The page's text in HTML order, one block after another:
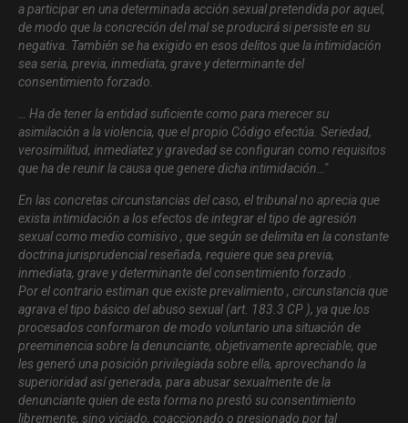
a participar en una determinada acción sexual pretendida por aquel,
de modo que la concreción del mal se producirá si persiste en su
negativa. También se ha exigido en esos delitos que la intimidación
sea seria, previa, inmediata, grave y determinante del
consentimiento forzado.
… Ha de tener la entidad suficiente como para merecer su
asimilación a la violencia, que el propio Código efectúa. Seriedad,
verosimilitud, inmediatez y gravedad se configuran como requisitos
que ha de reunir la causa que genere dicha intimidación… "
En las concretas circunstancias del caso, el tribunal no aprecia que
exista intimidación a los efectos de integrar el tipo de agresión
sexual como medio comisivo , que según se delimita en la constante
doctrina jurisprudencial reseñada, requiere que sea previa,
inmediata, grave y determinante del consentimiento forzado .
Por el contrario estiman que existe prevalimiento , circunstancia que
agrava el tipo básico del abuso sexual (art. 183.3 CP ), ya que los
procesados conformaron de modo voluntario una situación de
preeminencia sobre la denunciante, objetivamente apreciable, que
les generó una posición privilegiada sobre ella, aprovechando la
superioridad así generada, para abusar sexualmente de la
denunciante quien de esta forma no prestó su consentimiento
libremente, sino viciado, coaccionado o presionado por tal